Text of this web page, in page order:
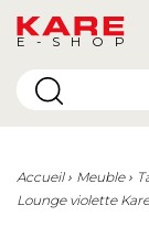
E-SHOP
Accueil Meuble
Lounge violette